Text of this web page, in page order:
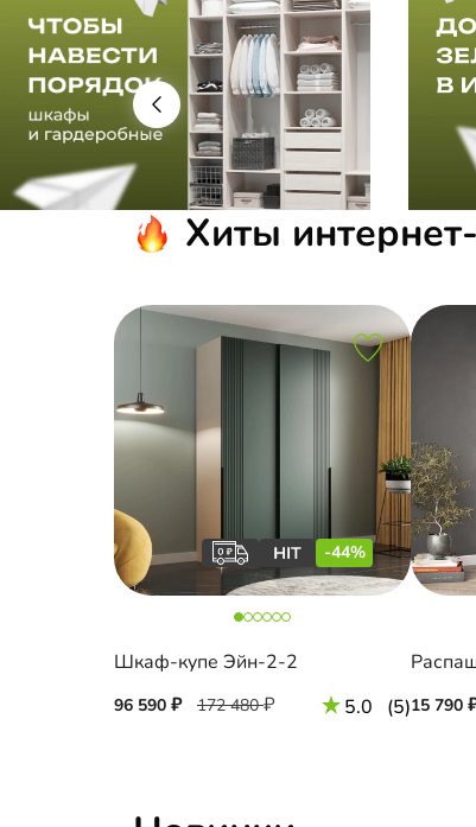
Хиты
-44%
Шкаф-купе Эйн-2-2
96 590 172 480 5.0 (5)15 790